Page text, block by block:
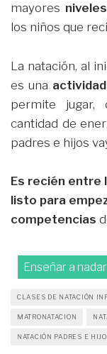
mayores
los niños que
La natación, al
es una
permite jugar,
cantidad de
padres e hijos
Es recién entre
listo para
competencias
Enseñar a
CLASES DE NATACIÓN
MATRONATACION
NATACIÓN PADRES E